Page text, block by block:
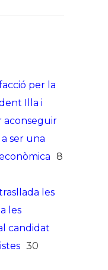
per la
Illa i
aconseguir
ser una
8
les
les
candidat
30